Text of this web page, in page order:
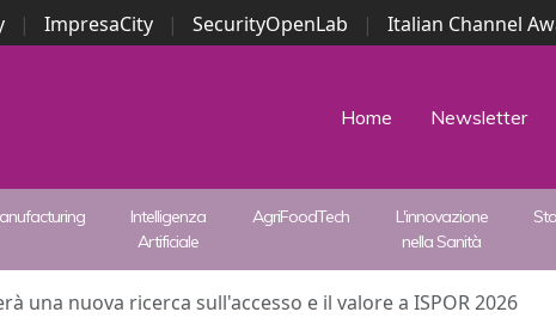
| ImpresaCity | SecurityOpenLab | Italian Channel
Security Awards | ...
Home Newsletter
Intelligenza
Artificiale
AgriFoodTech
L'innovazione
nella Sanità
una nuova ricerca sull'accesso e il valore a ISPOR 2026